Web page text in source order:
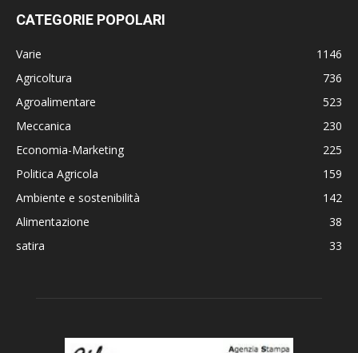
CATEGORIE POPOLARI
Varie
1146
Agricoltura
736
Agroalimentare
523
Meccanica
230
Economia-Marketing
225
Politica Agricola
159
Ambiente e sostenibilità
142
Alimentazione
38
satira
33